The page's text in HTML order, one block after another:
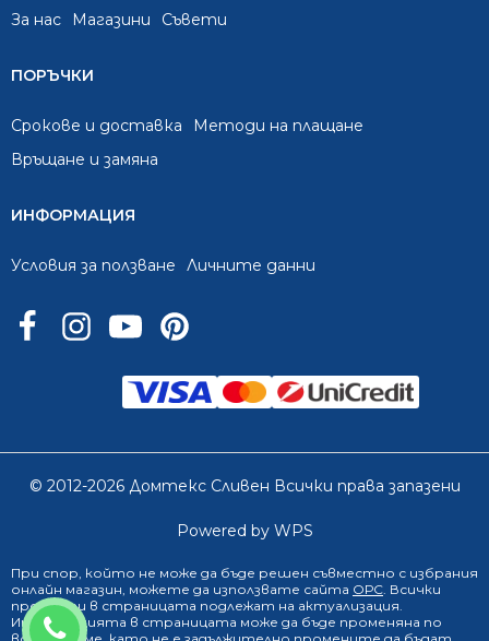
0888 249 719
За нас Mагазини Съвети
ПОРЪЧКИ
Срокове и доставка
Методи на плащане
Връщане и замяна
ИНФОРМАЦИЯ
Условия за ползване Личните данни
© 2012-2026 Домтекс Сливен Всички права запазени
Powered by WPS
При спор, който не може да бъде решен съвместно с избрания
онлайн магазин, можете да използвате сайта ОРС. Всички
продукти в страницата подлежат на актуализация.
Информацията в страницата може да бъде променяна по